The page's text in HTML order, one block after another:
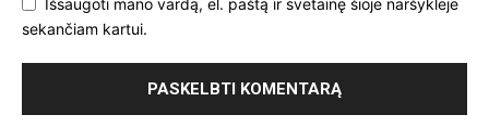
Išsaugoti mano vardą, el. paštą ir svetainę šioje naršyklėje
sekančiam kartui.